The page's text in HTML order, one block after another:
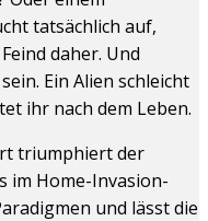
tatsächlich auf,
daher. Und
Ein Alien schleicht
ihr nach dem Leben.
triumphiert der
im Home-Invasion-
und lässt die